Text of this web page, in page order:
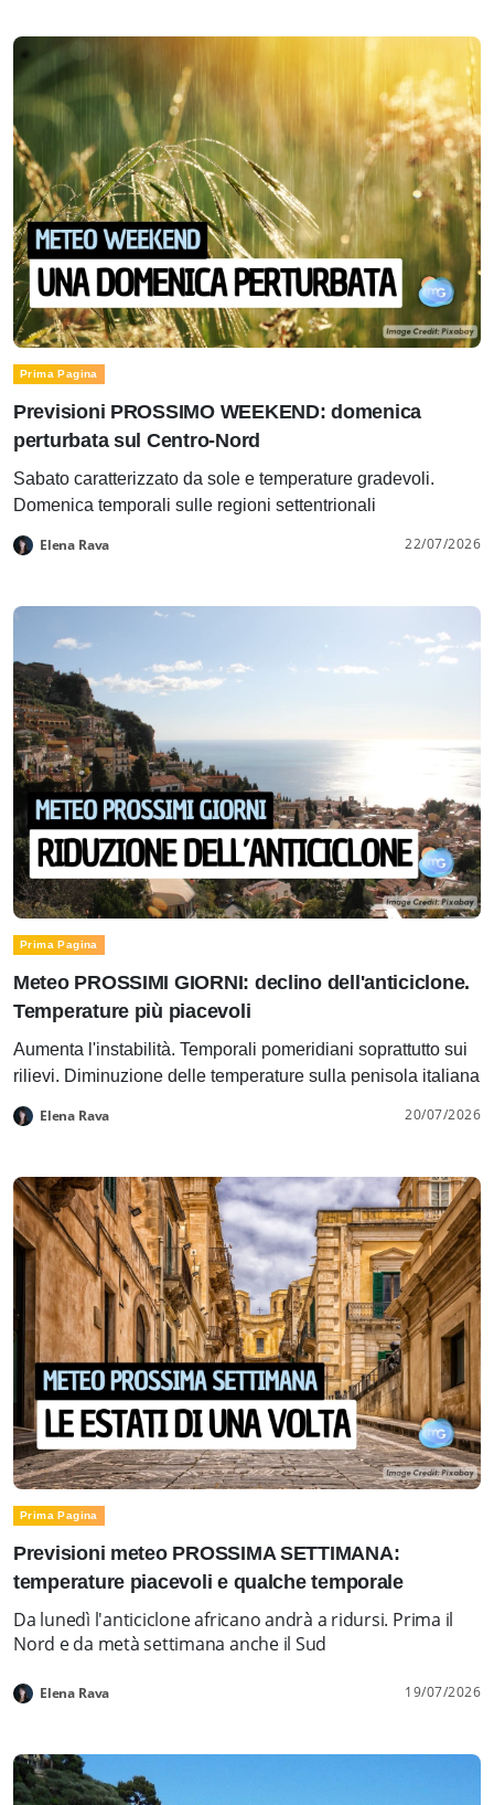
Prima Pagina
Previsioni PROSSIMO WEEKEND: domenica
perturbata sul Centro-Nord
Sabato caratterizzato da sole e temperature gradevoli.
Domenica temporali sulle regioni settentrionali
Elena Rava 22/07/2026
Prima Pagina
Meteo PROSSIMI GIORNI: declino dell'anticiclone.
Temperature più piacevoli
Aumenta l'instabilità. Temporali pomeridiani soprattutto sui
rilievi. Diminuzione delle temperature sulla penisola italiana
Elena Rava 20/07/2026
Prima Pagina
Previsioni meteo PROSSIMA SETTIMANA:
temperature piacevoli e qualche temporale
Da lunedì l'anticiclone africano andrà a ridursi. Prima il
Nord e da metà settimana anche il Sud
Elena Rava 19/07/2026